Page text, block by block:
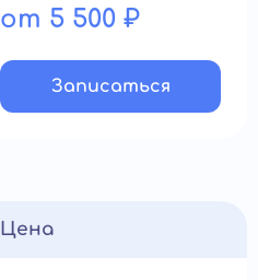
от 5 500 ₽
Записатьcя
Цена